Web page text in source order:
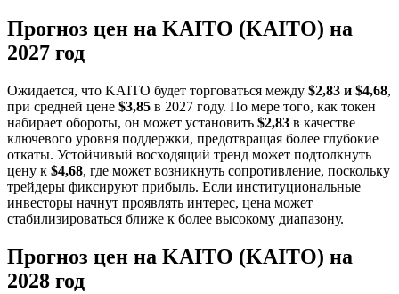
Прогноз цен на KAITO (KAITO) на
2027 год
Ожидается, что KAITO будет торговаться между $2,83 и $4,68,
при средней цене $3,85 в 2027 году. По мере того, как токен
набирает обороты, он может установить $2,83 в качестве
ключевого уровня поддержки, предотвращая более глубокие
откаты. Устойчивый восходящий тренд может подтолкнуть
цену к $4,68, где может возникнуть сопротивление, поскольку
трейдеры фиксируют прибыль. Если институциональные
инвесторы начнут проявлять интерес, цена может
стабилизироваться ближе к более высокому диапазону.
Прогноз цен на KAITO (KAITO) на
2028 год